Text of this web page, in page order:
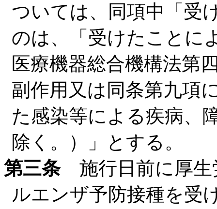
ついては、同項中「受
のは、「受けたことに
医療機器総合機構法第
副作用又は同条第九項
た感染等による疾病、
除く。）」とする。
第三条施行日前に厚生
ルエンザ予防接種を受